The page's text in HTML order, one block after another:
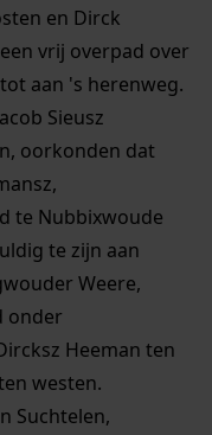
en Dirck
vrij overpad over
aan 's herenweg.
Sieusz
oorkonden dat
te Nubbixwoude
te zijn aan
Weere,
onder
Heeman ten
westen.
Suchtelen,